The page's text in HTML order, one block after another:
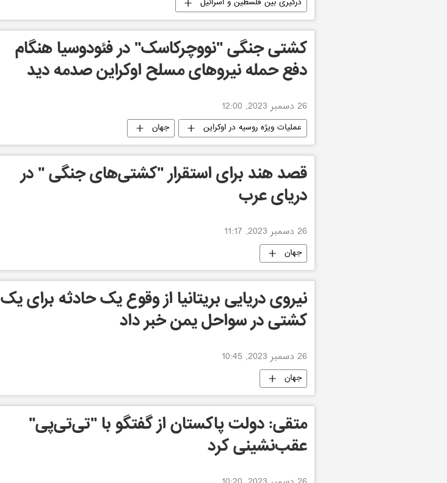
درگیری بین فلسطین و اسرائیل
کشتی جنگی "نووچرکاسک" در فئودوسیا هنگام
دفع حمله نیروهای مسلح اوکراین صدمه دید
26 دسمبر 2023, 12:00
عملیات ویژه روسیه در اوکراین جهان
قصد هند برای استقرار "کشتی‌های جنگی " در
دریای عرب
26 دسمبر 2023, 11:17
جهان
نیروی دریایی بریتانیا از وقوع یک حادثه برای یک
کشتی در سواحل یمن خبر داد
26 دسمبر 2023, 10:45
جهان
متقی: دولت پاکستان از گفتگو با "تی‌تی‌پی"
عقب‌نشینی کرد